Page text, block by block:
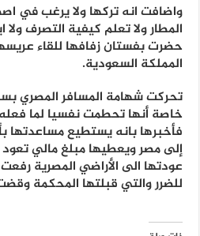
واضافت انه تركها ولا يرغب في
المطار ولا تعلم كيفية التصرف
حضرت بفستان زفافها للقاء
المملكة السعودية.
تحركت شهامة المسافر المصري
خاصة أنها تحطمت نفسيا لما
فأخبرها بانه يستطيع مساعدتها
إلى مصر ويعطيها مبلغ مالي تعود
عودتها الى الأراضي المصرية
للضرر والتي قبلتها المحكمة